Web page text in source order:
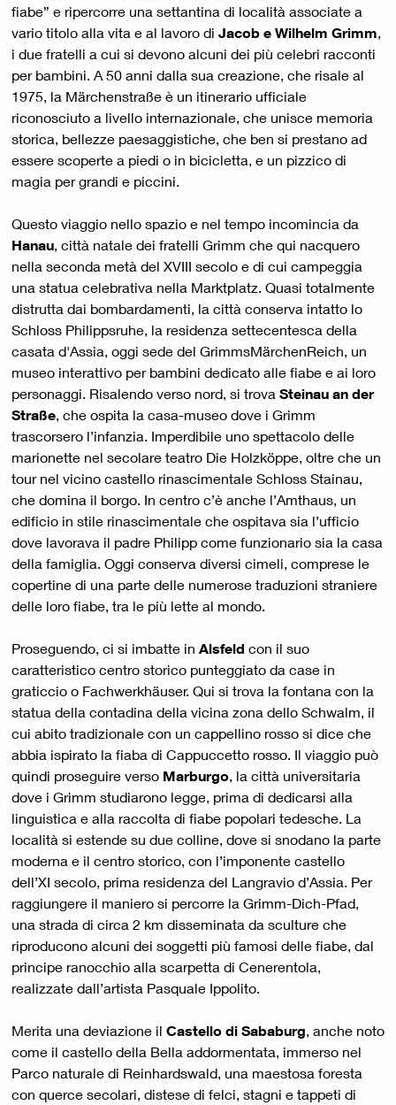
fiabe” e ripercorre una settantina di località associate a
vario titolo alla vita e al lavoro di Jacob e Wilhelm Grimm,
i due fratelli a cui si devono alcuni dei più celebri racconti
per bambini. A 50 anni dalla sua creazione, che risale al
1975, la Märchenstraße è un itinerario ufficiale
riconosciuto a livello internazionale, che unisce memoria
storica, bellezze paesaggistiche, che ben si prestano ad
essere scoperte a piedi o in bicicletta, e un pizzico di
magia per grandi e piccini.
Questo viaggio nello spazio e nel tempo incomincia da
Hanau, città natale dei fratelli Grimm che qui nacquero
nella seconda metà del XVIII secolo e di cui campeggia
una statua celebrativa nella Marktplatz. Quasi totalmente
distrutta dai bombardamenti, la città conserva intatto lo
Schloss Philippsruhe, la residenza settecentesca della
casata d'Assia, oggi sede del GrimmsMärchenReich, un
museo interattivo per bambini dedicato alle fiabe e ai loro
personaggi. Risalendo verso nord, si trova Steinau an der
Straße, che ospita la casa-museo dove i Grimm
trascorsero l’infanzia. Imperdibile uno spettacolo delle
marionette nel secolare teatro Die Holzköppe, oltre che un
tour nel vicino castello rinascimentale Schloss Stainau,
che domina il borgo. In centro c’è anche l’Amthaus, un
edificio in stile rinascimentale che ospitava sia l’ufficio
dove lavorava il padre Philipp come funzionario sia la casa
della famiglia. Oggi conserva diversi cimeli, comprese le
copertine di una parte delle numerose traduzioni straniere
delle loro fiabe, tra le più lette al mondo.
Proseguendo, ci si imbatte in Alsfeld con il suo
caratteristico centro storico punteggiato da case in
graticcio o Fachwerkhäuser. Qui si trova la fontana con la
statua della contadina della vicina zona dello Schwalm, il
cui abito tradizionale con un cappellino rosso si dice che
abbia ispirato la fiaba di Cappuccetto rosso. Il viaggio può
quindi proseguire verso Marburgo, la città universitaria
dove i Grimm studiarono legge, prima di dedicarsi alla
linguistica e alla raccolta di fiabe popolari tedesche. La
località si estende su due colline, dove si snodano la parte
moderna e il centro storico, con l’imponente castello
dell’XI secolo, prima residenza del Langravio d’Assia. Per
raggiungere il maniero si percorre la Grimm-Dich-Pfad,
una strada di circa 2 km disseminata da sculture che
riproducono alcuni dei soggetti più famosi delle fiabe, dal
principe ranocchio alla scarpetta di Cenerentola,
realizzate dall’artista Pasquale Ippolito.
Merita una deviazione il Castello di Sababurg, anche noto
come il castello della Bella addormentata, immerso nel
Parco naturale di Reinhardswald, una maestosa foresta
con querce secolari, distese di felci, stagni e tappeti di